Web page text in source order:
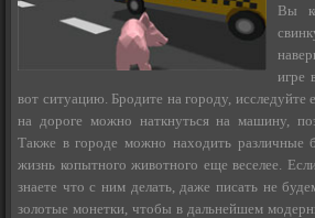
Вы
игре
вот ситуацию. Бродите на городу, исследуйте
на дороге можно наткнуться на машину,
Также в городе можно находить различные
жизнь копытного животного еще веселее.
знаете что с ним делать, даже писать не
золотые монетки, чтобы в дальнейшем